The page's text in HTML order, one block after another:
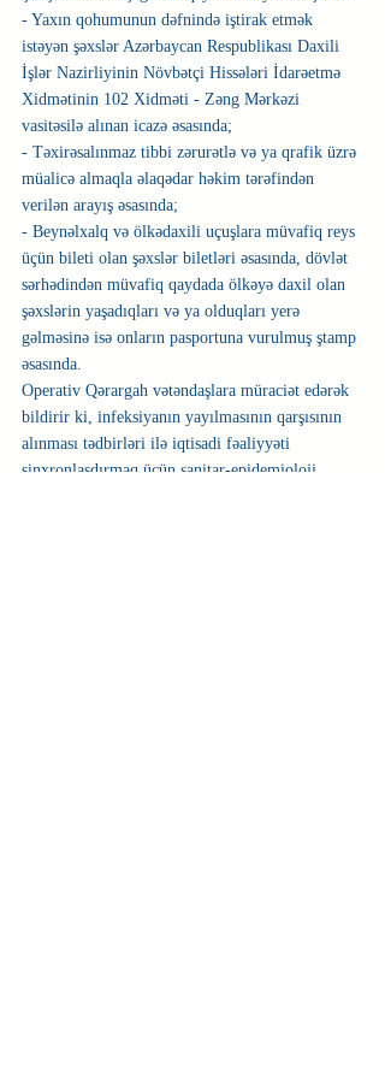
- Yaxın qohumunun dəfnində iştirak etmək
istəyən şəxslər Azərbaycan Respublikası Daxili
İşlər Nazirliyinin Növbətçi Hissələri İdarəetmə
Xidmətinin 102 Xidməti - Zəng Mərkəzi
vasitəsilə alınan icazə əsasında;
- Təxirəsalınmaz tibbi zərurətlə və ya qrafik üzrə
müalicə almaqla əlaqədar həkim tərəfindən
verilən arayış əsasında;
- Beynəlxalq və ölkədaxili uçuşlara müvafiq reys
üçün bileti olan şəxslər biletləri əsasında, dövlət
sərhədindən müvafiq qaydada ölkəyə daxil olan
şəxslərin yaşadıqları və ya olduqları yerə
gəlməsinə isə onların pasportuna vurulmuş ştamp
əsasında.
Operativ Qərargah vətəndaşlara müraciət edərək
bildirir ki, infeksiyanın yayılmasının qarşısının
alınması tədbirləri ilə iqtisadi fəaliyyəti
sinxronlaşdırmaq üçün sanitar-epidemioloji